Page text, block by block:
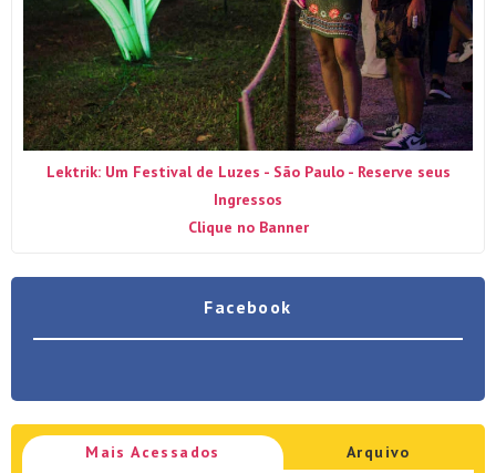
Lektrik: Um Festival de Luzes - São Paulo - Reserve seus
Ingressos
Clique no Banner
Facebook
Mais Acessados Arquivo